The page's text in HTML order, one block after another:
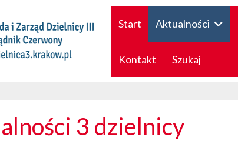
Start Aktualności
Kontakt Szukaj
3 dzielnicy